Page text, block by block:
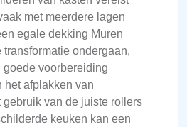
met meerdere lagen
egale dekking Muren
ondergaan,
goede voorbereiding
het afplakken van
van de juiste rollers
keuken kan een